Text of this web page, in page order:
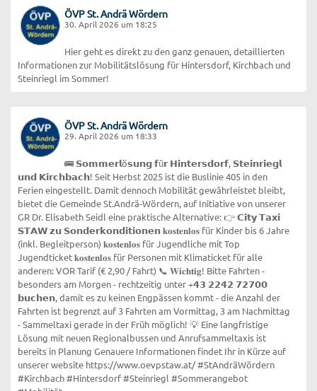
ÖVP St. Andrä Wördern
30. April 2026 um 18:25
Hier geht es direkt zu den ganz genauen, detaillierten
Informationen zur Mobilitätslösung für Hintersdorf, Kirchbach und
Steinriegl im Sommer!
ÖVP St. Andrä Wördern
29. April 2026 um 18:33
🚌 𝗦𝗼𝗺𝗺𝗲𝗿𝗹ö𝘀𝘂𝗻𝗴 𝗳ü𝗿 𝗛𝗶𝗻𝘁𝗲𝗿𝘀𝗱𝗼𝗿𝗳, 𝗦𝘁𝗲𝗶𝗻𝗿𝗶𝗲𝗴𝗹
𝘂𝗻𝗱 𝗞𝗶𝗿𝗰𝗵𝗯𝗮𝗰𝗵! Seit Herbst 2025 ist die Buslinie 405 in den
Ferien eingestellt. Damit dennoch Mobilität gewährleistet bleibt,
bietet die Gemeinde St.Andrä-Wördern, auf Initiative von unserer
GR Dr. Elisabeth Seidl eine praktische Alternative: 👉 𝗖𝗶𝘁𝘆 𝗧𝗮𝘅𝗶
𝗦𝗧𝗔𝗪 𝘇𝘂 𝗦𝗼𝗻𝗱𝗲𝗿𝗸𝗼𝗻𝗱𝗶𝘁𝗶𝗼𝗻𝗲𝗻 𝐤𝐨𝐬𝐭𝐞𝐧𝐥𝐨𝐬 für Kinder bis 6 Jahre
(inkl. Begleitperson) 𝐤𝐨𝐬𝐭𝐞𝐧𝐥𝐨𝐬 für Jugendliche mit Top
Jugendticket 𝐤𝐨𝐬𝐭𝐞𝐧𝐥𝐨𝐬 für Personen mit Klimaticket für alle
anderen: VOR Tarif (€ 2,90 / Fahrt) 📞 𝐖𝐢𝐜𝐡𝐭𝐢𝐠! Bitte Fahrten -
besonders am Morgen - rechtzeitig unter +𝟰𝟯 𝟮𝟮𝟰𝟮 𝟳𝟮𝟳𝟬𝟬
𝗯𝘂𝗰𝗵𝗲𝗻, damit es zu keinen Engpässen kommt - die Anzahl der
Fahrten ist begrenzt auf 3 Fahrten am Vormittag, 3 am Nachmittag
- Sammeltaxi gerade in der Früh möglich! 💡 Eine langfristige
Lösung mit neuen Regionalbussen und Anrufsammeltaxis ist
bereits in Planung Genauere Informationen findet Ihr in Kürze auf
unserer website https://www.oevpstaw.at/ #StAndräWördern
#Kirchbach #Hintersdorf #Steinriegl #Sommerangebot